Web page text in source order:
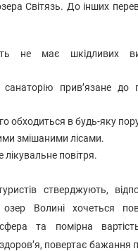
Світязь. До інших
не має шкідливих
прив’язане до
обходиться в будь-яку
змішаними лісами.
повітря.
стверджують,
озер Волині хочеться
та помірна
повертає бажання